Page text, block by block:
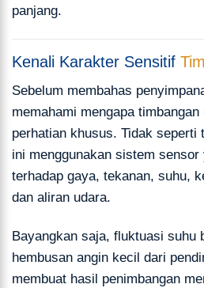
panjang.
Kenali Karakter Sensitif
Sebelum membahas
memahami mengapa
perhatian khusus. Tidak seperti
ini menggunakan sistem
terhadap gaya, tekanan, suhu,
dan aliran udara.
Bayangkan saja, fluktuasi suhu
hembusan angin kecil dari
membuat hasil penimbangan